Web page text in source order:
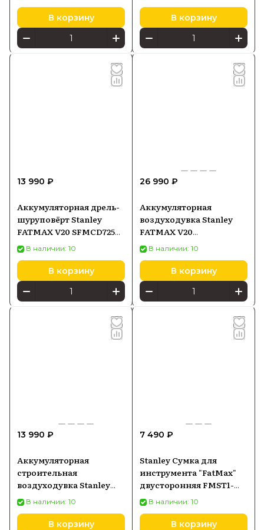
В корзину В корзину
13 990 ₽
Аккумуляторная дрель-
шуруповёрт Stanley
FATMAX V20 SFMCD725B
18 В, без АКБ и ЗУ
В наличии: 10
В корзину
26 990 ₽
Аккумуляторная
воздуходувка Stanley
FATMAX V20
SFMCBL730M1 18 В, 1×4,0
А·ч АКБ, ЗУ
В наличии: 10
В корзину
13 990 ₽
Аккумуляторная
строительная
воздуходувка Stanley
FATMAX V20 SFMCBL01B
18 В, без АКБ и ЗУ
В наличии: 10
В корзину
7 490 ₽
Stanley Сумка для
инструмента "FatMax"
двусторонняя FMST1-
73607 1-73-607
В наличии: 10
В корзину